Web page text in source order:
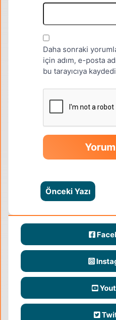
Daha sonraki
için adım, e-posta
bu tarayıcıya
Önceki Yazı